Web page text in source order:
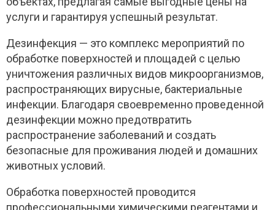
услуги и гарантируя успешный результат.
Дезинфекция — это комплекс мероприятий по
обработке поверхностей и площадей с целью
уничтожения различных видов микроорганизмов,
распространяющих вирусные, бактериальные
инфекции. Благодаря своевременно проведенной
дезинфекции можно предотвратить
распространение заболеваний и создать
безопасные для проживания людей и домашних
животных условий.
Обработка поверхностей проводится
профессиональными химическими реагентами и